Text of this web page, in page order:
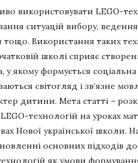
використовувати LEGO-
ситуацій вибору, ведення
тощо. Використання таких
школі сприяє
у якому формується соціальна
світогляд і зв’язне
дитини. Мета статті –
технологій на уроках
Нової української школи.
основних підходів
як умови